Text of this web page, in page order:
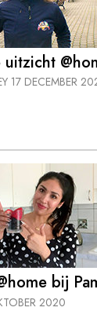
uitzicht
17 DECEMBER
bij
2020